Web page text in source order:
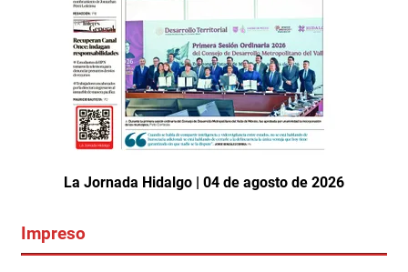
La Jornada Hidalgo | 04 de agosto de 2026
Impreso